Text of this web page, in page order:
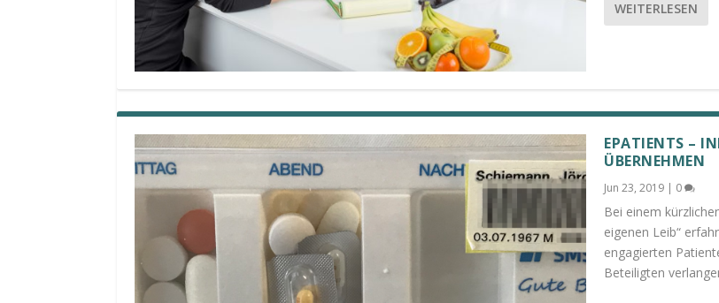
WEITERLESEN
EPATIENTS –
ÜBERNEHMEN
Jun 23, 2019 0
Bei einem
eigenen Leib“
engagierten
Beteiligten